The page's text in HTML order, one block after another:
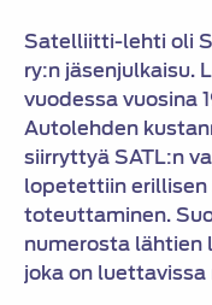
Satelliitti-lehti oli
ry:n jäsenjulkaisu.
vuodessa vuosina
Autolehden
siirryttyä SATL:n
lopetettiin
toteuttaminen.
numerosta lähtien
joka on